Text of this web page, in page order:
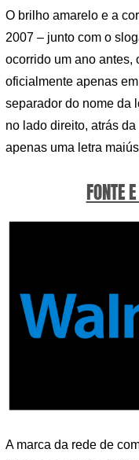
O brilho amarelo e a
2007 – junto com o
ocorrido um ano antes,
oficialmente apenas
separador do nome da
no lado direito, atrás da
apenas uma letra
FONTE
A marca da rede de